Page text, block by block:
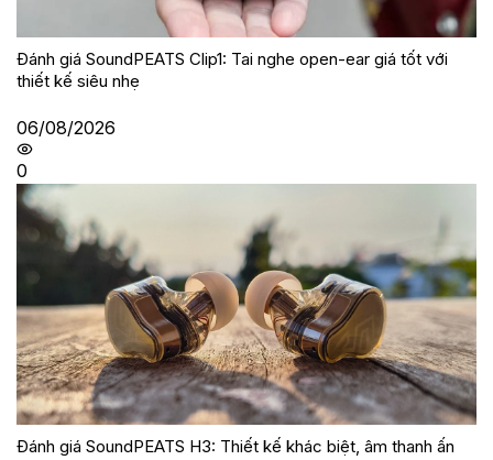
Đánh giá SoundPEATS Clip1: Tai nghe open-ear giá tốt với
thiết kế siêu nhẹ
06/08/2026
0
Đánh giá SoundPEATS H3: Thiết kế khác biệt, âm thanh ấn